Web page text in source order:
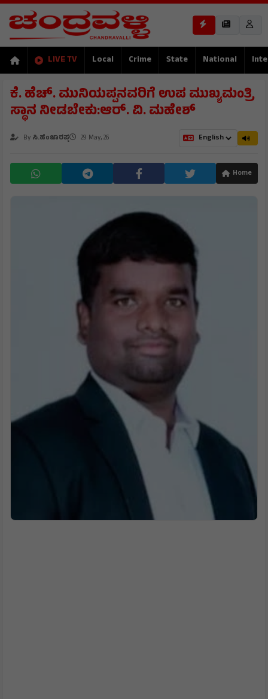
LIVE TV Local Crime State National
ಕೆ. ಹೆಚ್. ಮುನಿಯಪ್ಪನವರಿಗೆ ಉಪ ಮುಖ್ಯಮಂತ್ರಿ
ಸ್ಥಾನ ನೀಡಬೇಕು:ಆರ್. ವಿ. ಮಹೇಶ್
By ಸಿ.ಹೆಂಜಾರಪ್ಪ 29 May, 26
Home